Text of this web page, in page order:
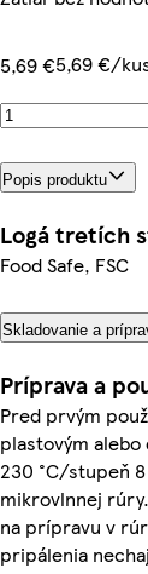
5,69 €5,69 €/
Popis produktu
Logá tretích
Food Safe, FSC
Skladovanie a
Príprava a
Pred prvým
plastovým
230 °C/stupeň
mikrovlnnej
na prípravu v
pripálenia